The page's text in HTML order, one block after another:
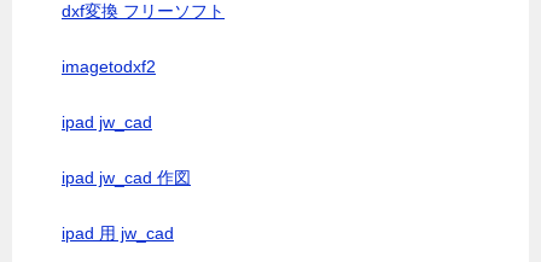
dxf変換 フリーソフト
imagetodxf2
ipad jw_cad
ipad jw_cad 作図
ipad 用 jw_cad